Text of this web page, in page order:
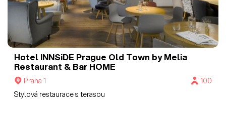
Hotel INNSiDE Prague Old Town by Melia
Restaurant & Bar HOME
Praha 1
100
Stylová restaurace s terasou